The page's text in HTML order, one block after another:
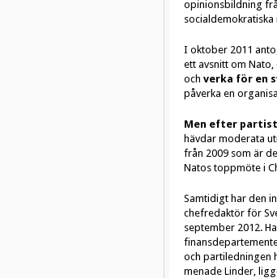
opinionsbildning
I oktober 2011
ett avsnitt om
och verka för en
påverka en
Men efter
hävdar moderata
från 2009 som är
Natos toppmöte i
Samtidigt har den
chefredaktör för
september 2012.
och partiledningen
menade Linder,